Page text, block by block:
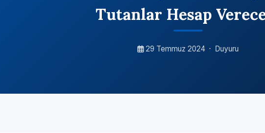
Tutanlar Hesap
29 Temmuz 2024 · Duyuru